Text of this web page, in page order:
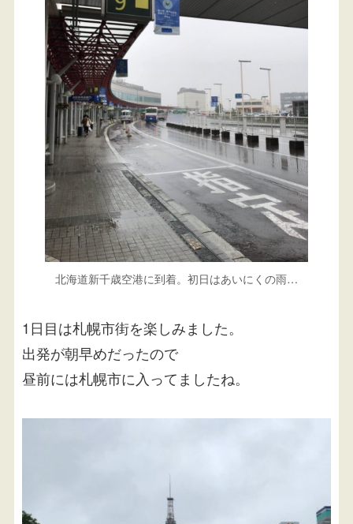
北海道新千歳空港に到着。初日はあいにくの雨…
1日目は札幌市街を楽しみました。
出発が朝早めだったので
昼前には札幌市に入ってましたね。